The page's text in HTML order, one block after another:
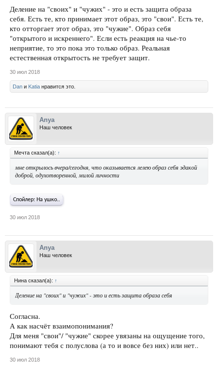
Деление на "своих" и "чужих" - это и есть защита образа
себя. Есть те, кто принимает этот образ, это "свои". Есть те,
кто отторгает этот образ, это "чужие". Образ себя
"открытого и искреннего". Если есть реакция на чье-то
неприятие, то это пока это только образ. Реальная
естественная открытость не требует защит.
30 июл 2018
Dan и Katia нравится это.
Anya
Наш человек
Мечта сказал(а): ↑
мне открылось вчера/сегодня, что оказывается лелею образ себя эдакой
доброй, одухотворенной, милой личности
Спойлер: На ушко..
30 июл 2018
Anya
Наш человек
Нина сказал(а): ↑
Деление на "своих" и "чужих" - это и есть защита образа себя
Согласна.
А как насчёт взаимопонимания?
Для меня "свои"/ "чужие" скорее увязаны на ощущение того,
понимают тебя с полуслова (а то и вовсе без них) или нет..
30 июл 2018